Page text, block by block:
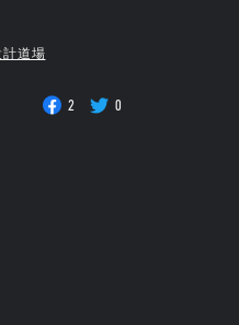
計道場
2 0